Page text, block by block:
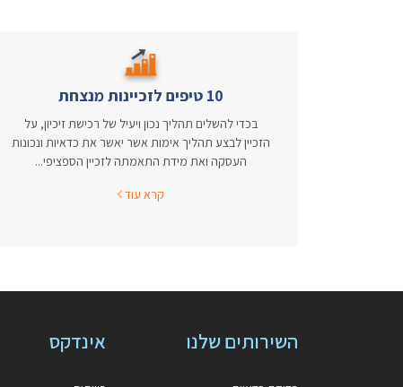
10 טיפים לזכיינות מנצחת
בכדי להשלים תהליך נכון ויעיל של רכישת זיכיון, על
הזכיין לבצע תהליך אימות אשר יאשר את כדאיות ונכונות
העסקה ואת מידת התאמתה לזכיין הספציפי...
קרא עוד
השירותים שלנו אינדקס